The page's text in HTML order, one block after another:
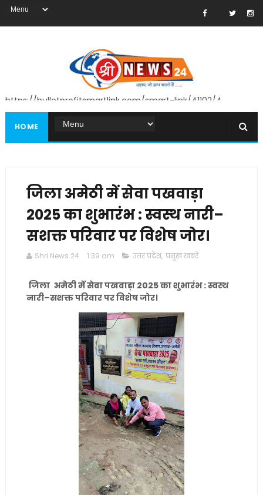
https://bulletprofitsmartlink.com/smart-link/41102/4
HOME
जिला अमेठी में सेवा पखवाड़ा
2025 का शुभारंभ : स्वस्थ नारी–
सशक्त परिवार पर विशेष जोर।
Shri News 24 1:39 am उत्तर प्रदेश, प्रमुख खबरें
जिला अमेठी में सेवा पखवाड़ा 2025 का शुभारंभ : स्वस्थ
नारी–सशक्त परिवार पर विशेष जोर।